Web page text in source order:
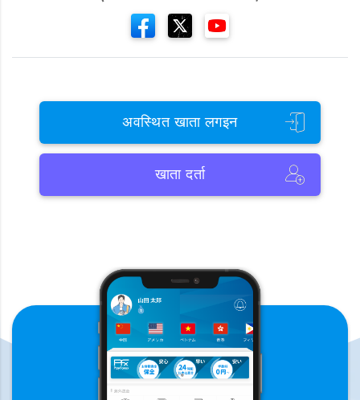
अवस्थित खाता लगइन
खाता दर्ता